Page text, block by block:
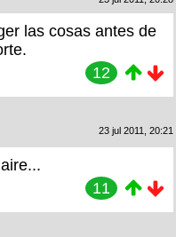
las cosas antes de
12
23 jul 2011, 20:21
11